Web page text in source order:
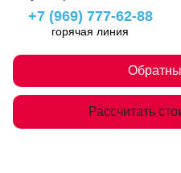
+7 (969) 777-62-88
горячая линия
Рассчитать